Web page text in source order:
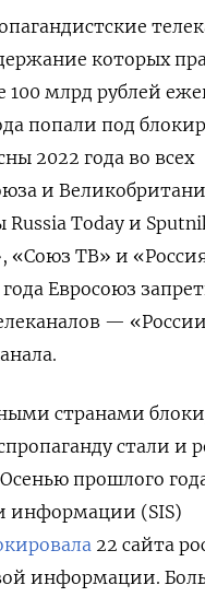
которых
100 млрд рублей
попали под
2022 года во всех
и
Russia Today и
«Союз ТВ» и
года Евросоюз
—
странами
стали и
Осенью прошлого
информации (SIS)
22 сайта
информации.